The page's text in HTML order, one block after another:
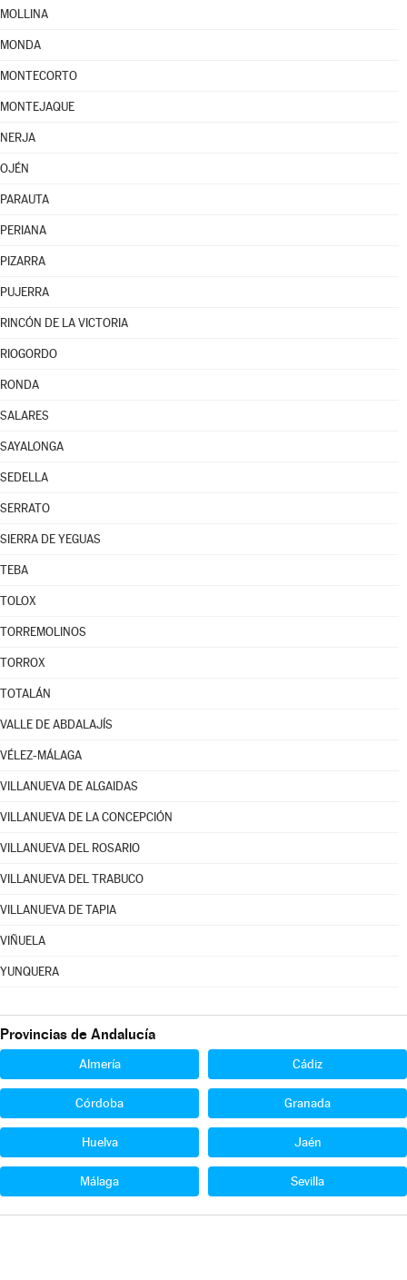
MOLLINA
MONDA
MONTECORTO
MONTEJAQUE
NERJA
OJÉN
PARAUTA
PERIANA
PIZARRA
PUJERRA
RINCÓN DE LA VICTORIA
RIOGORDO
RONDA
SALARES
SAYALONGA
SEDELLA
SERRATO
SIERRA DE YEGUAS
TEBA
TOLOX
TORREMOLINOS
TORROX
TOTALÁN
VALLE DE ABDALAJÍS
VÉLEZ-MÁLAGA
VILLANUEVA DE ALGAIDAS
VILLANUEVA DE LA CONCEPCIÓN
VILLANUEVA DEL ROSARIO
VILLANUEVA DEL TRABUCO
VILLANUEVA DE TAPIA
VIÑUELA
YUNQUERA
Provincias de Andalucía
Almería Cádiz
Córdoba Granada
Huelva Jaén
Málaga Sevilla